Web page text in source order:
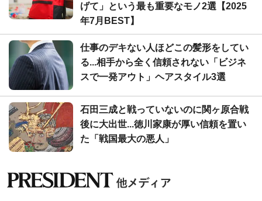
げて」という最も重要なモノ2選【2025
年7月BEST】
仕事のデキない人ほどこの髪形をしてい
る...相手から全く信頼されない「ビジネ
スで一発アウト」ヘアスタイル3選
石田三成と戦っていないのに関ヶ原合戦
後に大出世...徳川家康が厚い信頼を置い
た「戦国最大の悪人」